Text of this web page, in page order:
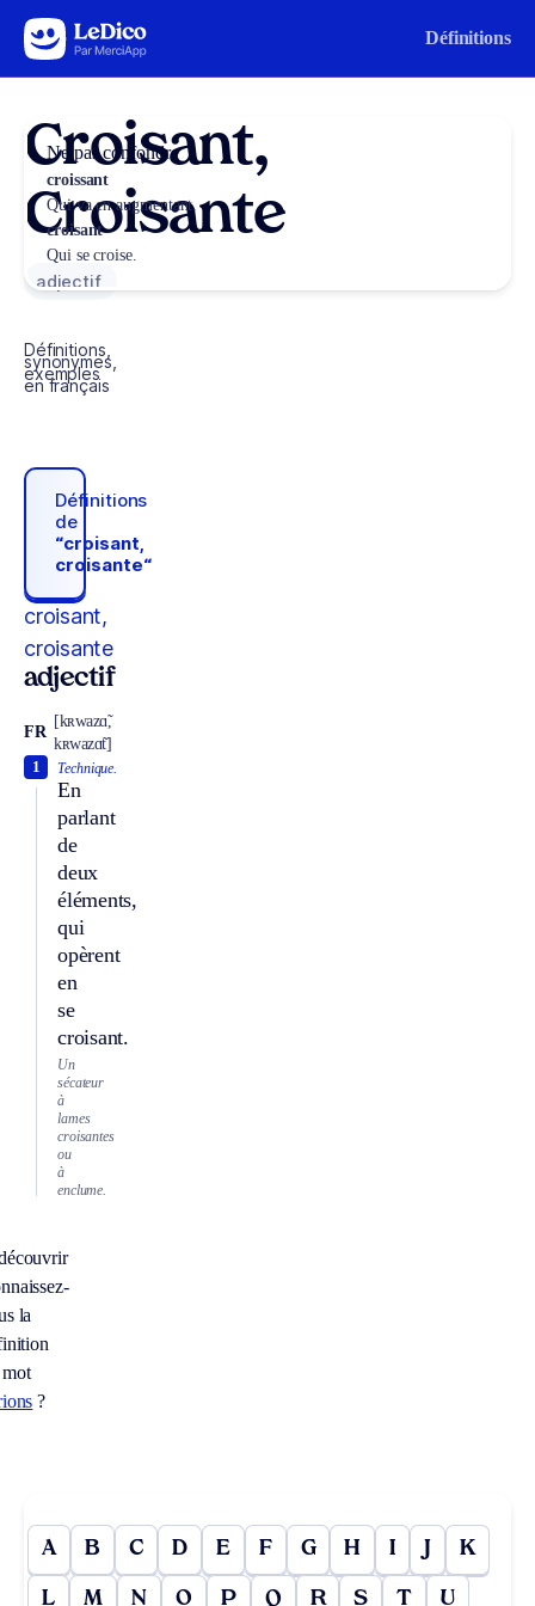
Aller au contenu Définitions
Croisant,
Croisante
adjectif
Définitions,
synonymes,
exemples
en français
Définitions
de
“croisant,
croisante“
croisant,
croisante
adjectif
FR
[kʀwazɑ̃,
kʀwazɑ̃t]
Technique.
En
parlant
de
deux
éléments,
qui
opèrent
en
se
croisant.
1
Un
sécateur
à
lames
croisantes
ou
à
enclume.
la
?
Ne pas confondre
croissant
Qui va en augmentant.
croisant
Qui se croise.
A B C D E F G H I J K
L M N O P Q R S T U